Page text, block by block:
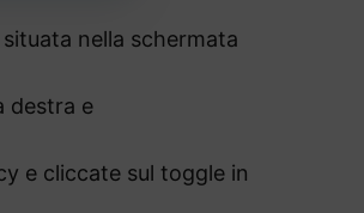
nella schermata
destra e
e cliccate sul toggle in